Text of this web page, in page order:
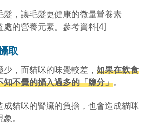
髮，讓毛髮更健康的微量營養素
處的營養元素。參考資料[4]
取
，而貓咪的味覺較差， 如果在飲食
知不覺的攝入過多的「鹽分」。
成貓咪的腎臟的負擔，也會造成貓咪
。